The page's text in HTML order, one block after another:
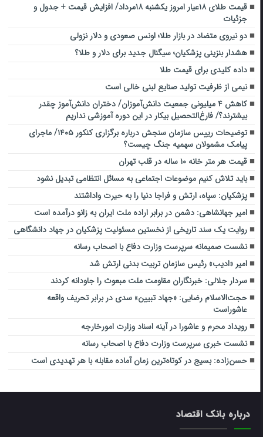
قیمت طلای ۱۸عیار امروز یکشنبه ۱۸مرداد/ افزایش قیمت + جدول و
جزئیات
دو نیروی متضاد در بازار طلا؛ اونس صعودی و دلار نزولی
هشدار بنزینی پزشکیان؛ سیگنال جدید برای دلار و طلا؟
داده کلیدی برای قیمت طلا
نیمی از ظرفیت تولید صنایع لبنی خالی است
کاهش ۴ میلیونی جمعیت دانش‌آموزان/ دختران دانش‌آموز چقدر
بیشترند؟/ فارغ‌التحصیل بیکار در این دوره آموزشی نداریم
توضیحات رییس سازمان سنجش درباره برگزاری کنکور ۱۴۰۵/ ماجرای
پیامک مشمولان سهمیه جنگ چیست؟
قیمت هر متر خانه ۱۰ ساله در قلب تهران
باید تلاش کنیم موضوعات اجتماعی به مسائل انتظامی تبدیل نشود
پزشکیان: سپاه، ارتش و فراجا دنیا را به حیرت واداشتند
امیر جهانشاهی: دشمن در برابر اراده ملت ایران به زانو درآمده است
روایت یک سند تاریخی از نخستین مسئولیت پزشکیان در جهاد دانشگاهی
نشست صمیمانه سرپرست وزارت دفاع با اصحاب رسانه
امیر «ادیب» رئیس سازمان تربیت بدنی ارتش شد
سردار جلالی: خبرنگاران مقاومت ملت مبعوث را جاودانه کردند
حجت‌الاسلام رضایی: «جهاد تبیین» سدی در برابر تحریف واقعه
عاشوراست
رویداد محرم و عاشورا در آینه اسناد وزارت امورخارجه
نشست خبری سرپرست وزارت دفاع با اصحاب رسانه
حسن‌زاده: بسیج در کوتاه‌ترین زمان آماده مقابله با هر تهدیدی است
درباره بانک اقتصاد